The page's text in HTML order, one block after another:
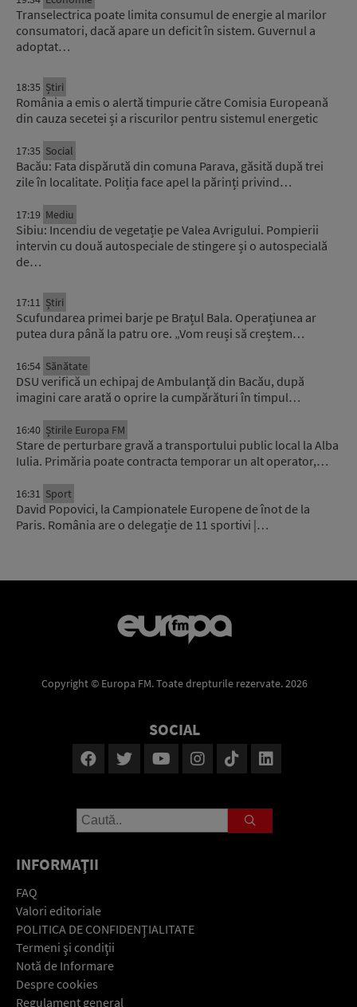
Transelectrica poate limita consumul de energie al marilor
consumatori, dacă apare un deficit în sistem. Guvernul a
adoptat…
18:35 Știri
România a emis o alertă timpurie către Comisia Europeană
din cauza secetei și a riscurilor pentru sistemul energetic
17:35 Social
Bacău: Fata dispărută din comuna Parava, găsită după trei
zile în localitate. Poliția face apel la părinți privind…
17:19 Mediu
Sibiu: Incendiu de vegetație pe Valea Avrigului. Pompierii
intervin cu două autospeciale de stingere și o autospecială
de…
17:11 Știri
Scufundarea primei barje pe Brațul Bala. Operațiunea ar
putea dura până la patru ore. „Vom reuși să creștem…
16:54 Sănătate
DSU verifică un echipaj de Ambulanță din Bacău, după
imagini care arată o oprire la cumpărături în timpul…
16:40 Știrile Europa FM
Stare de perturbare gravă a transportului public local la Alba
Iulia. Primăria poate contracta temporar un alt operator,…
16:31 Sport
David Popovici, la Campionatele Europene de înot de la
Paris. România are o delegație de 11 sportivi |…
Copyright © Europa FM. Toate drepturile rezervate. 2026
SOCIAL
INFORMAŢII
FAQ
Valori editoriale
POLITICA DE CONFIDENŢIALITATE
Termeni şi condiţii
Notă de Informare
Despre cookies
Regulament general